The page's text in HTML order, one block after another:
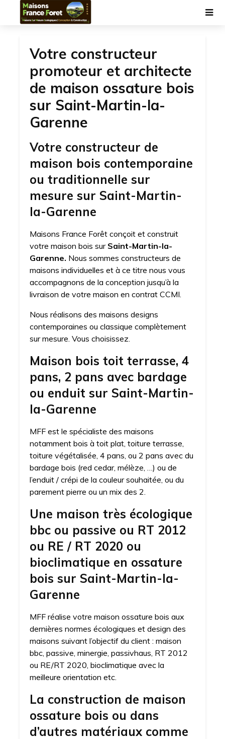
Votre constructeur
promoteur et architecte
de maison ossature bois
sur Saint-Martin-la-
Garenne
Votre constructeur de
maison bois contemporaine
ou traditionnelle sur
mesure sur Saint-Martin-
la-Garenne
Maisons France Forêt conçoit et construit
votre maison bois sur Saint-Martin-la-
Garenne. Nous sommes constructeurs de
maisons individuelles et à ce titre nous vous
accompagnons de la conception jusqu’à la
livraison de votre maison en contrat CCMI.
Nous réalisons des maisons designs
contemporaines ou classique complètement
sur mesure. Vous choisissez.
Maison bois toit terrasse, 4
pans, 2 pans avec bardage
ou enduit sur Saint-Martin-
la-Garenne
MFF est le spécialiste des maisons
notamment bois à toit plat, toiture terrasse,
toiture végétalisée, 4 pans, ou 2 pans avec du
bardage bois (red cedar, mélèze, …) ou de
l’enduit / crépi de la couleur souhaitée, ou du
parement pierre ou un mix des 2.
Une maison très écologique
bbc ou passive ou RT 2012
ou RE / RT 2020 ou
bioclimatique en ossature
bois sur Saint-Martin-la-
Garenne
MFF réalise votre maison ossature bois aux
dernières normes écologiques et design des
maisons suivant l’objectif du client : maison
bbc, passive, minergie, passivhaus, RT 2012
ou RE/RT 2020, bioclimatique avec la
meilleure orientation etc.
La construction de maison
ossature bois ou dans
d’autres matériaux comme